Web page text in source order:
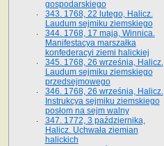
gospodarskiego
343. 1768, 22 lutego, Halicz.
Laudum sejmiku ziemskiego
344. 1768, 17 maja, Winnica.
Manifestacya marszałka
konfederacyi ziemi halickiej
345. 1768, 26 września, Halicz.
Laudum sejmiku ziemskiego
przedsejmowego
346. 1768, 26 września, Halicz.
Instrukcya sejmiku ziemskiego
posłom na sejm walny
347. 1772, 3 października,
Halicz. Uchwała ziemian
halickich